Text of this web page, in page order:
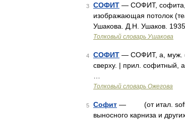
3 СОФИТ — СОФИТ, софита,
изображающая потолок
Ушакова. Д.Н. Ушаков.
Толковый словарь Ушакова
4 СОФИТ — СОФИТ, а, муж.
сверху. | прил. софитный,
Толковый словарь Ожегова
5 Софит — (от итал. soffitto
выносного карниза и